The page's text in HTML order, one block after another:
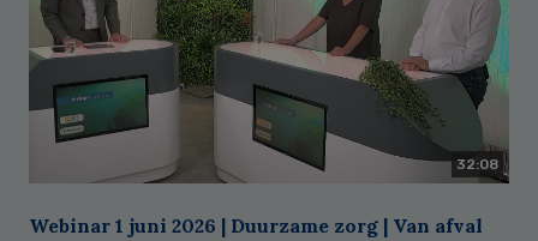
32:08
Webinar 1 juni 2026 | Duurzame zorg | Van afval